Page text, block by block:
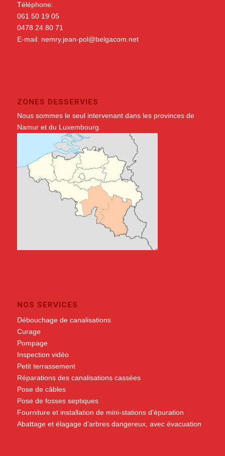
Téléphone:
061 50 19 05
0478 24 80 71
E-mail: nemry.jean-pol@belgacom.net
ZONES DESSERVIES
Nous sommes le seul intervenant dans les provinces de
Namur et du Luxembourg.
NOS SERVICES
Débouchage de canalisations
Curage
Pompage
Inspection vidéo
Petit terrassement
Réparations des canalisations cassées
Pose de câbles
Pose de fosses septiques
Fourniture et installation de mini-stations d’épuration
Abattage et élagage d’arbres dangereux, avec évacuation